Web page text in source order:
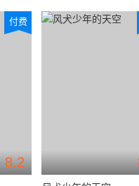
8.2
付费